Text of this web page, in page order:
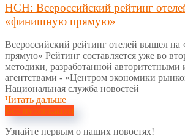
НСН: Всероссийский рейтинг
«финишную прямую»
Всероссийский рейтинг отелей вышел
прямую» Рейтинг составляется уже во
методики, разработанной авторитетными
агентствами - «Центром экономики
Национальная служба новостей
Читать дальше
Все публикации
Узнайте первым о наших новостях!